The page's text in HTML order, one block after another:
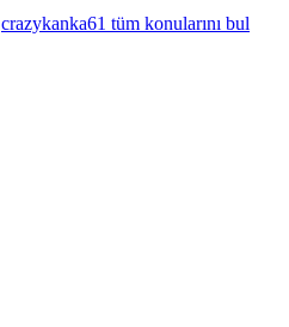
crazykanka61 tüm konularını bul